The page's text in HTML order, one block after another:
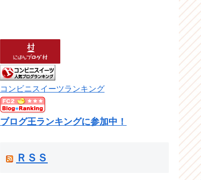
コンビニスイーツランキング
ブログ王ランキングに参加中！
ＲＳＳ